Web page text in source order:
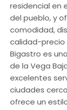
residencial en
del pueblo, y
comodidad,
calidad-precio
Bigastro es
de la Vega
excelentes
ciudades
ofrece un